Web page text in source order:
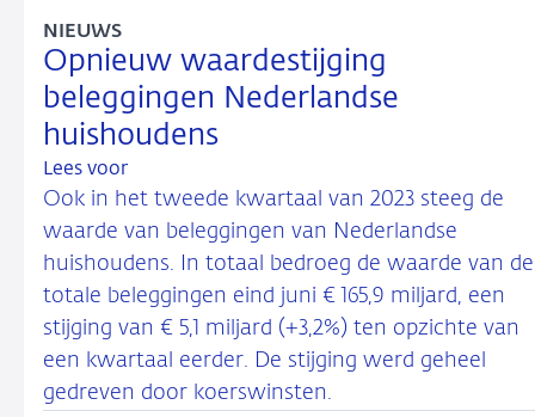
Opnieuw waardestijging
beleggingen Nederlandse
huishoudens
NIEUWS
Lees voor
Ook in het tweede kwartaal van 2023 steeg de
waarde van beleggingen van Nederlandse
huishoudens. In totaal bedroeg de waarde van de
totale beleggingen eind juni € 165,9 miljard, een
stijging van € 5,1 miljard (+3,2%) ten opzichte van
een kwartaal eerder. De stijging werd geheel
gedreven door koerswinsten.